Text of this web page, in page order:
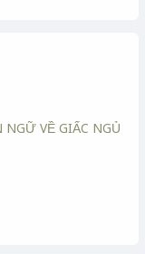
VỀ GIẤC NGỦ